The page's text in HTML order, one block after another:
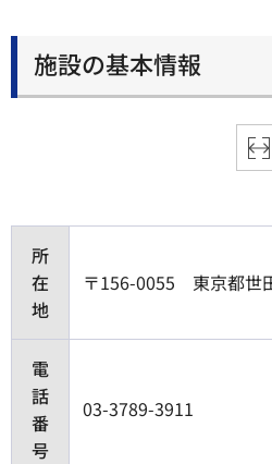
施設の基本情報
所
在
地
〒156-0055 東京都世
電
話
番
号
03-3789-3911